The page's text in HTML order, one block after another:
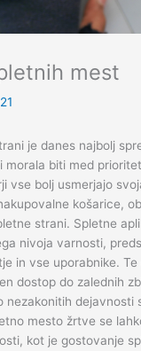
mest
je danes najbolj
morala biti med
vse bolj usmerjajo
košarice,
strani. Spletne
nivoja varnosti,
in vse uporabnike.
dostop do zalednih
nezakonitih dejavnosti
mesto žrtve se
kot je gostovanje